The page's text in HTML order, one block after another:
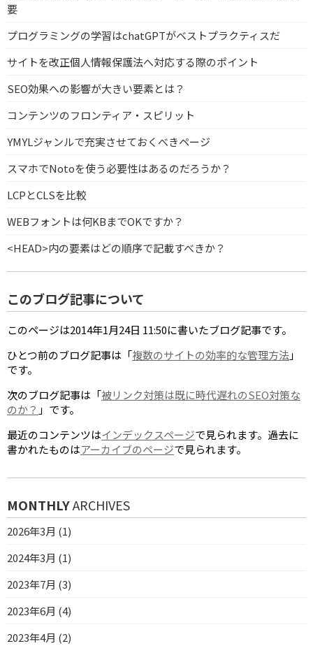
要
プログラミングの学習はchatGPTがベストプラクティスだ
サイトを改正個人情報保護法へ対応する際のポイント
SEO効果への影響が大きい要素とは？
コンテンツのフロンティア・スピリット
YMYLジャンルで充実させておくべきページ
スマホでNotoを使う必要性はあるのだろうか？
LCPとCLSを比較
WEBフォントは何KBまでOKですか？
<HEAD>内の要素はどの順序で記載すべきか？
このブログ記事について
このページは2014年1月24日 11:50に書いたブログ記事です。
ひとつ前のブログ記事は「複数のサイトの効率的な管理方法」
です。
次のブログ記事は「被リンク対策は既に時代遅れのSEO対策な
のか？ 」です。
最近のコンテンツはインデックスページで見られます。過去に
書かれたものはアーカイブのページで見られます。
MONTHLYARCHIVES
2026年3月 (1)
2024年3月 (1)
2023年7月 (3)
2023年6月 (4)
2023年4月 (2)